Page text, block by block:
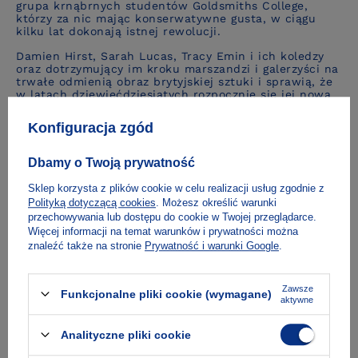
grupa krnąbrnych studentów Goldsmiths College,
którzy za nic mając konserwatywne gusta, w ciągu
kilku lat dokonają istnej rewolucji.
Damien Hirst, Sarah Lucas, Tracy Emin i ich koledzy
oraz dotrzymujący im kroku marszandzi i galerzyści na
trwałe odmienią obraz brytyjskiej sztuki i sprawią, że
w latach dziewięćdziesiątych rozpocznie się jej nowa
O autorze
Spis treści
Konfiguracja zgód
Dbamy o Twoją prywatność
Sklep korzysta z plików cookie w celu realizacji usług zgodnie z
Polityką dotyczącą cookies . Możesz określić warunki
przechowywania lub dostępu do cookie w Twojej przeglądarce.
Więcej informacji na temat warunków i prywatności można
znaleźć także na stronie Prywatność i warunki Google
Funkcjonalne pliki cookie (wymagane)
Zawsze
aktywne
Analityczne pliki cookie